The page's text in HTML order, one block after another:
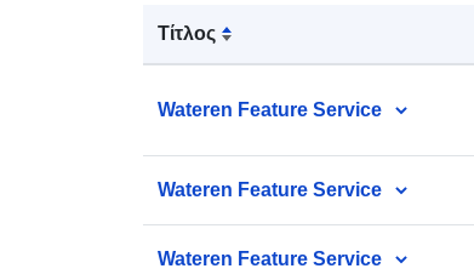
Τίτλος
Wateren Feature Service
Wateren Feature Service
Wateren Feature Service